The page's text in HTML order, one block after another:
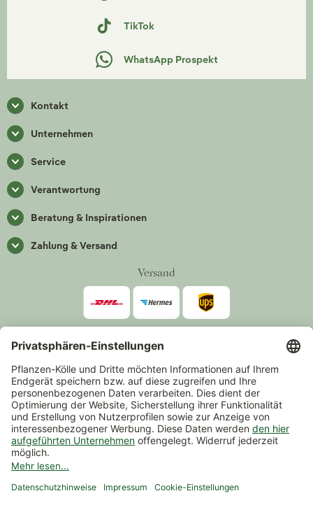
TikTok
WhatsApp Prospekt
Kontakt
Unternehmen
Service
Verantwortung
Beratung & Inspirationen
Zahlung & Versand
Versand
Zahlarten
*Alle Preise inkl. gesetzlicher Mehrwertsteuer zzgl.Versand
Mindestbestellwert 14,90 €, ausgenommen sind Gutscheine und
Events.